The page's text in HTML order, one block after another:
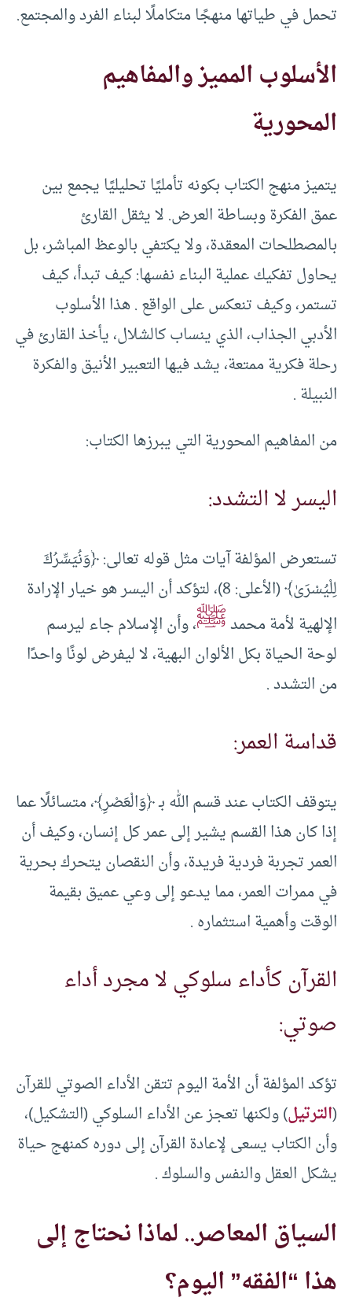
تحمل في طياتها منهجًا متكاملًا لبناء الفرد والمجتمع.
الأسلوب المميز والمفاهيم
المحورية
يتميز منهج الكتاب بكونه تأمليًا تحليليًا يجمع بين
عمق الفكرة وبساطة العرض. لا يثقل القارئ
بالمصطلحات المعقدة، ولا يكتفي بالوعظ المباشر، بل
يحاول تفكيك عملية البناء نفسها: كيف تبدأ، كيف
تستمر، وكيف تنعكس على الواقع . هذا الأسلوب
الأدبي الجذاب، الذي ينساب كالشلال، يأخذ القارئ في
رحلة فكرية ممتعة، يشد فيها التعبير الأنيق والفكرة
النبيلة .
من المفاهيم المحورية التي يبرزها الكتاب:
اليسر لا التشدد:
تستعرض المؤلفة آيات مثل قوله تعالى: ﴿وَنُيَسِّرُكَ
لِلْيُسْرَىٰ﴾ (الأعلى: 8)، لتؤكد أن اليسر هو خيار الإرادة
الإلهية لأمة محمدﷺ، وأن الإسلام جاء ليرسم
لوحة الحياة بكل الألوان البهية، لا ليفرض لونًا واحدًا
من التشدد .
قداسة العمر:
يتوقف الكتاب عند قسم الله بـ ﴿وَالْعَصْرِ﴾، متسائلًا عما
إذا كان هذا القسم يشير إلى عمر كل إنسان، وكيف أن
العمر تجربة فردية فريدة، وأن النقصان يتحرك بحرية
في ممرات العمر، مما يدعو إلى وعي عميق بقيمة
الوقت وأهمية استثماره .
القرآن كأداء سلوكي لا مجرد أداء
صوتي:
تؤكد المؤلفة أن الأمة اليوم تتقن الأداء الصوتي للقرآن
(الترتيل) ولكنها تعجز عن الأداء السلوكي (التشكيل)،
وأن الكتاب يسعى لإعادة القرآن إلى دوره كمنهج حياة
يشكل العقل والنفس والسلوك .
السياق المعاصر.. لماذا نحتاج إلى
هذا “الفقه” اليوم؟